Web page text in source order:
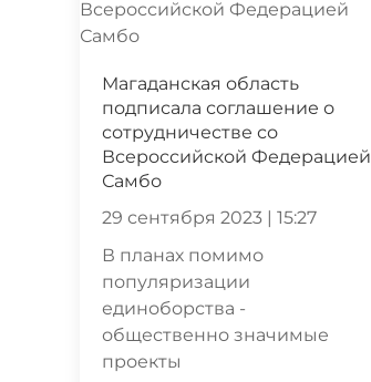
Магаданская область
подписала соглашение о
сотрудничестве со
Всероссийской Федерацией
Самбо
29 сентября 2023 | 15:27
В планах помимо
популяризации
единоборства -
общественно значимые
проекты